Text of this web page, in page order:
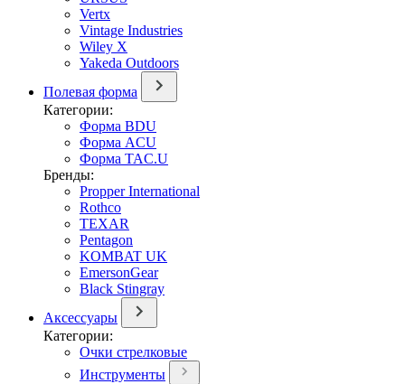
Vertx
Vintage Industries
Wiley X
Yakeda Outdoors
Полевая форма
Категории:
Форма BDU
Форма ACU
Форма TAC.U
Бренды:
Propper International
Rothco
TEXAR
Pentagon
KOMBAT UK
EmersonGear
Black Stingray
Аксессуары
Категории:
Очки стрелковые
Инструменты